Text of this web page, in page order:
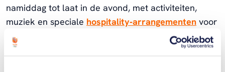
namiddag tot laat in de avond, met activiteiten,
muziek en speciale hospitality‑arrangementen voor
wie een extra beleving wil. Dit wil je meemaken.